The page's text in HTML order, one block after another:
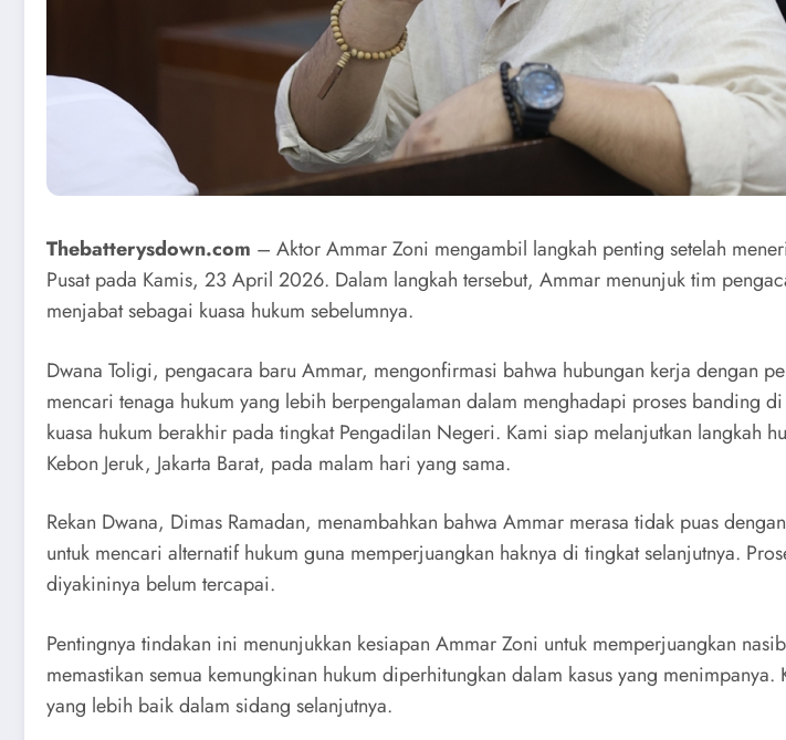
Thebatterysdown.com – Aktor Ammar Zoni mengambil langkah penting setelah
Pusat pada Kamis, 23 April 2026. Dalam langkah tersebut, Ammar menunjuk tim
menjabat sebagai kuasa hukum sebelumnya.
Dwana Toligi, pengacara baru Ammar, mengonfirmasi bahwa hubungan kerja dengan
mencari tenaga hukum yang lebih berpengalaman dalam menghadapi proses banding
kuasa hukum berakhir pada tingkat Pengadilan Negeri. Kami siap melanjutkan langkah
Kebon Jeruk, Jakarta Barat, pada malam hari yang sama.
Rekan Dwana, Dimas Ramadan, menambahkan bahwa Ammar merasa tidak puas
untuk mencari alternatif hukum guna memperjuangkan haknya di tingkat selanjutnya.
diyakininya belum tercapai.
Pentingnya tindakan ini menunjukkan kesiapan Ammar Zoni untuk memperjuangkan
memastikan semua kemungkinan hukum diperhitungkan dalam kasus yang
yang lebih baik dalam sidang selanjutnya.